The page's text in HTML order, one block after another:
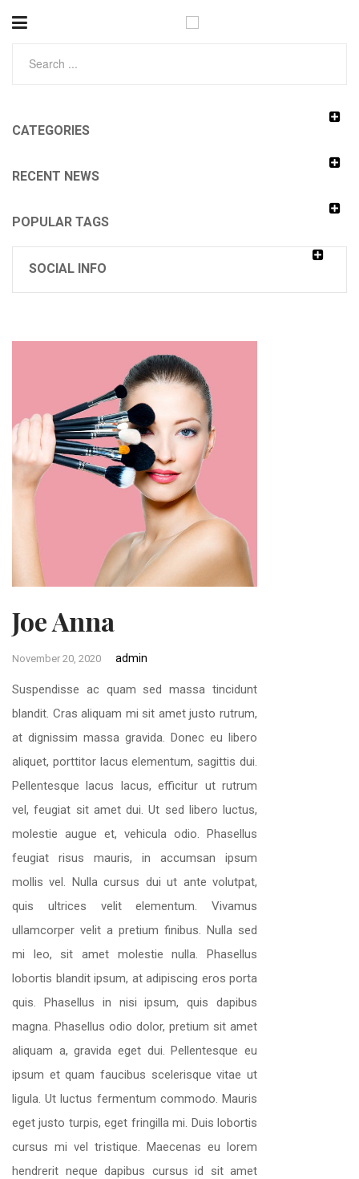
CATEGORIES
RECENT NEWS
POPULAR TAGS
SOCIAL INFO
Joe Anna
November 20, 2020 admin
Suspendisse ac quam sed massa tincidunt
blandit. Cras aliquam mi sit amet justo rutrum,
at dignissim massa gravida. Donec eu libero
aliquet, porttitor lacus elementum, sagittis dui.
Pellentesque lacus lacus, efficitur ut rutrum
vel, feugiat sit amet dui. Ut sed libero luctus,
molestie augue et, vehicula odio. Phasellus
feugiat risus mauris, in accumsan ipsum
mollis vel. Nulla cursus dui ut ante volutpat,
quis ultrices velit elementum. Vivamus
ullamcorper velit a pretium finibus. Nulla sed
mi leo, sit amet molestie nulla. Phasellus
lobortis blandit ipsum, at adipiscing eros porta
quis. Phasellus in nisi ipsum, quis dapibus
magna. Phasellus odio dolor, pretium sit amet
aliquam a, gravida eget dui. Pellentesque eu
ipsum et quam faucibus scelerisque vitae ut
ligula. Ut luctus fermentum commodo. Mauris
eget justo turpis, eget fringilla mi. Duis lobortis
cursus mi vel tristique. Maecenas eu lorem
hendrerit neque dapibus cursus id sit amet